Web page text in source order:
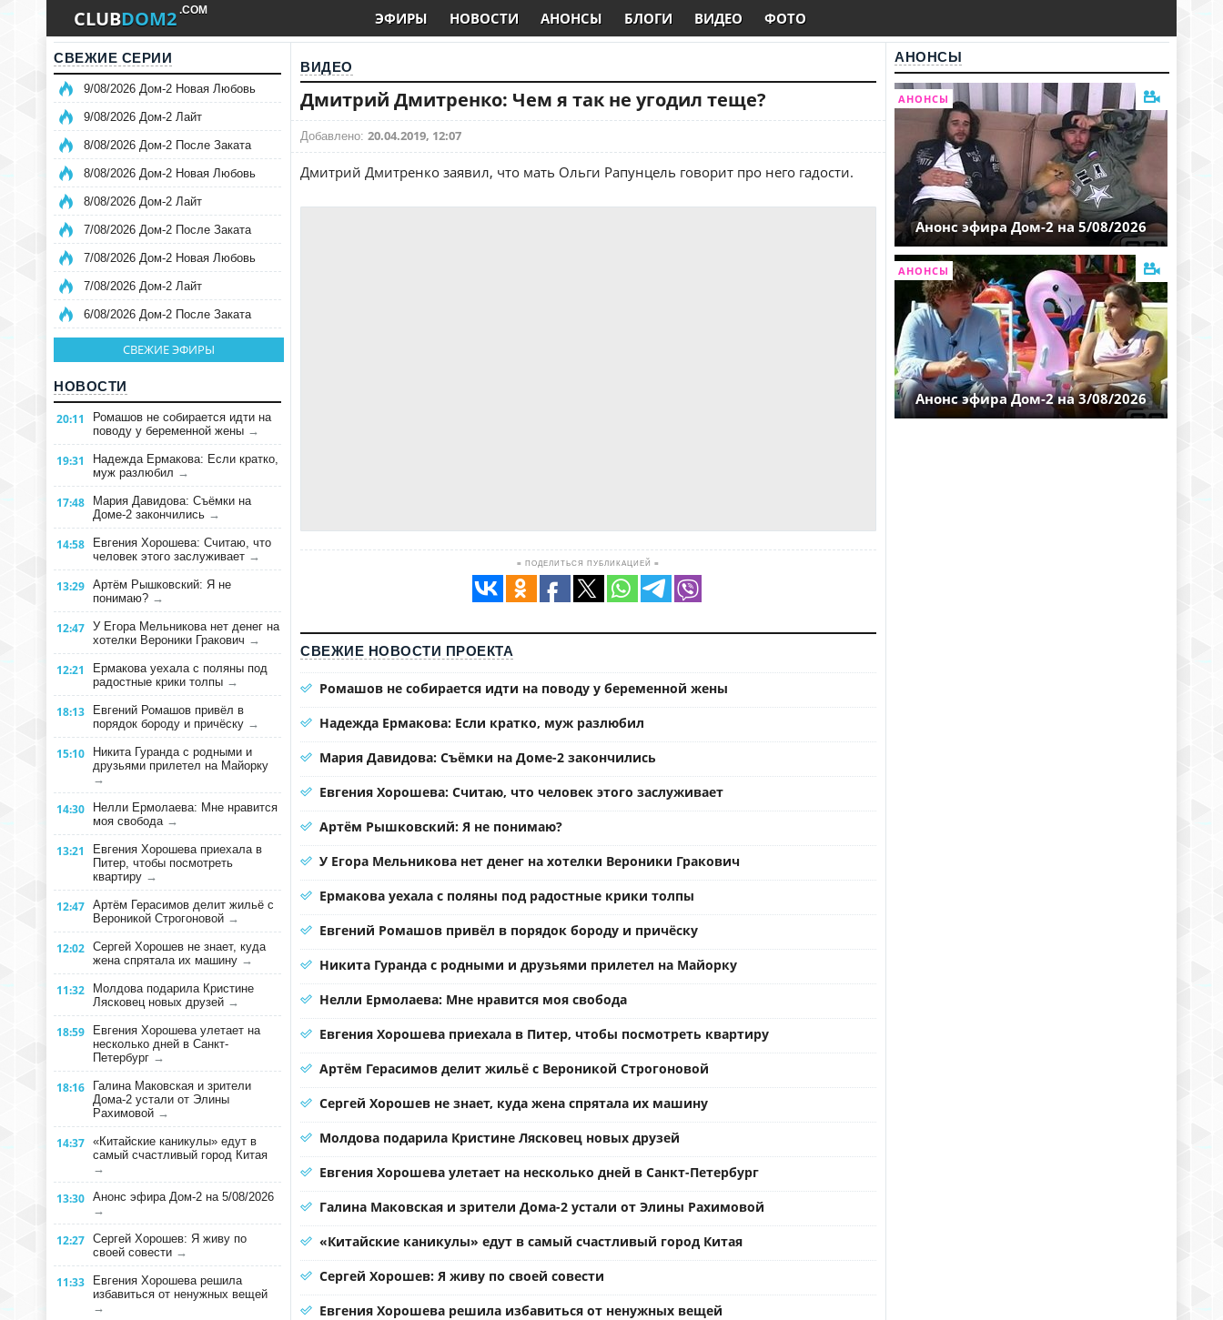
CLUBDOM2 .COM ЭФИРЫ НОВОСТИ АНОНСЫ БЛОГИ ВИДЕО ФОТО
СВЕЖИЕ СЕРИИ
9/08/2026 Дом-2 Новая Любовь
9/08/2026 Дом-2 Лайт
8/08/2026 Дом-2 После Заката
8/08/2026 Дом-2 Новая Любовь
8/08/2026 Дом-2 Лайт
7/08/2026 Дом-2 После Заката
7/08/2026 Дом-2 Новая Любовь
7/08/2026 Дом-2 Лайт
6/08/2026 Дом-2 После Заката
СВЕЖИЕ ЭФИРЫ
НОВОСТИ
20:11
Ромашов не собирается идти на
поводу у беременной жены →
19:31
Надежда Ермакова: Если кратко,
муж разлюбил →
17:48
Мария Давидова: Съёмки на
Доме-2 закончились →
14:58
Евгения Хорошева: Считаю, что
человек этого заслуживает →
13:29 Артём Рышковский: Я не
понимаю? →
12:47 У Егора Мельникова нет денег на
хотелки Вероники Гракович →
12:21
Ермакова уехала с поляны под
радостные крики толпы →
18:13
Евгений Ромашов привёл в
порядок бороду и причёску →
15:10
Никита Гуранда с родными и
друзьями прилетел на Майорку
→
14:30
Нелли Ермолаева: Мне нравится
моя свобода →
13:21
Евгения Хорошева приехала в
Питер, чтобы посмотреть
квартиру →
12:47 Артём Герасимов делит жильё с
Вероникой Строгоновой →
12:02 Сергей Хорошев не знает, куда
жена спрятала их машину →
11:32
Молдова подарила Кристине
Лясковец новых друзей →
18:59
Евгения Хорошева улетает на
несколько дней в Санкт-
Петербург →
18:16
Галина Маковская и зрители
Дома-2 устали от Элины
Рахимовой →
14:37 «Китайские каникулы» едут в
самый счастливый город Китая
→
13:30 Анонс эфира Дом-2 на 5/08/2026
→
12:27 Сергей Хорошев: Я живу по
своей совести →
11:33
Евгения Хорошева решила
избавиться от ненужных вещей
→
ВИДЕО
Дмитрий Дмитренко: Чем я так не угодил теще?
Добавлено: 20.04.2019, 12:07
Дмитрий Дмитренко заявил, что мать Ольги Рапунцель говорит про него гадости.
≡ ПОДЕЛИТЬСЯ ПУБЛИКАЦИЕЙ ≡
СВЕЖИЕ НОВОСТИ ПРОЕКТА
Ромашов не собирается идти на поводу у беременной жены
Надежда Ермакова: Если кратко, муж разлюбил
Мария Давидова: Съёмки на Доме-2 закончились
Евгения Хорошева: Считаю, что человек этого заслуживает
Артём Рышковский: Я не понимаю?
У Егора Мельникова нет денег на хотелки Вероники Гракович
Ермакова уехала с поляны под радостные крики толпы
Евгений Ромашов привёл в порядок бороду и причёску
Никита Гуранда с родными и друзьями прилетел на Майорку
Нелли Ермолаева: Мне нравится моя свобода
Евгения Хорошева приехала в Питер, чтобы посмотреть квартиру
Артём Герасимов делит жильё с Вероникой Строгоновой
Сергей Хорошев не знает, куда жена спрятала их машину
Молдова подарила Кристине Лясковец новых друзей
Евгения Хорошева улетает на несколько дней в Санкт-Петербург
Галина Маковская и зрители Дома-2 устали от Элины Рахимовой
«Китайские каникулы» едут в самый счастливый город Китая
Сергей Хорошев: Я живу по своей совести
Евгения Хорошева решила избавиться от ненужных вещей
АНОНСЫ
АНОНСЫ
Анонс эфира Дом-2 на 5/08/2026
АНОНСЫ
Анонс эфира Дом-2 на 3/08/2026